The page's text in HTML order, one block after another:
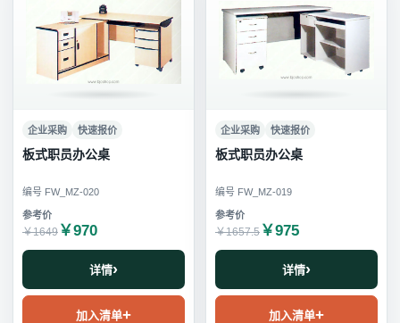
企业采购 快速报价
板式职员办公桌
编号 FW_MZ-020
￥1649 ￥970
详情
加入清单
企业采购 快速报价
板式职员办公桌
编号 FW_MZ-019
￥1657.5 ￥975
详情
加入清单